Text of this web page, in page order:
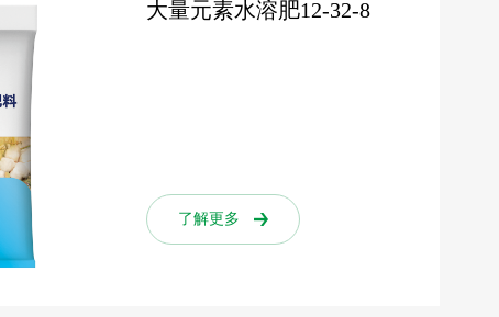
大量元素水溶肥12-32-8
了解更多